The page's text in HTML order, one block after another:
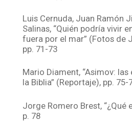
Luis Cernuda, Juan Ramón
Salinas, “Quién podría vivir
fuera por el mar” (Fotos de
pp. 71-73
Mario Diament, “Asimov:
la Biblia” (Reportaje), pp. 75-
Jorge Romero Brest, “¿Qué
p. 78